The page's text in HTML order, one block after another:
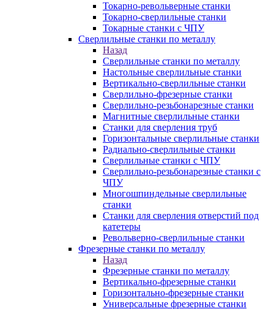
Токарно-револьверные станки
Токарно-сверлильные станки
Токарные станки с ЧПУ
Сверлильные станки по металлу
Назад
Сверлильные станки по металлу
Настольные сверлильные станки
Вертикально-сверлильные станки
Сверлильно-фрезерные станки
Сверлильно-резьбонарезные станки
Магнитные сверлильные станки
Станки для сверления труб
Горизонтальные сверлильные станки
Радиально-сверлильные станки
Сверлильные станки с ЧПУ
Сверлильно-резьбонарезные станки с
ЧПУ
Многошпиндельные сверлильные
станки
Станки для сверления отверстий под
катетеры
Револьверно-сверлильные станки
Фрезерные станки по металлу
Назад
Фрезерные станки по металлу
Вертикально-фрезерные станки
Горизонтально-фрезерные станки
Универсальные фрезерные станки